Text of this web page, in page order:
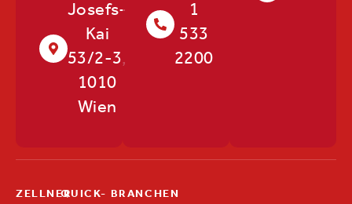
Josefs-
Kai
53/2-3,
1010
Wien
1
533
2200
ZELLNERQUICK- BRANCHEN